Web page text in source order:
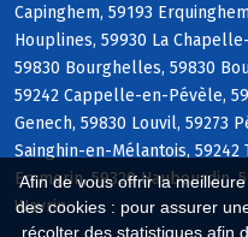
Afin de vous offrir la
des cookies : pour assurer
récolter des statistiques afin
Capinghem, 59193
Houplines, 59930 La
59830 Bourghelles, 59830
59242 Cappelle-en-Pévèle,
Genech, 59830 Louvil, 59273
Sainghin-en-Mélantois, 59242
Emmerin, 59320 Haubourdin,
Wavrin